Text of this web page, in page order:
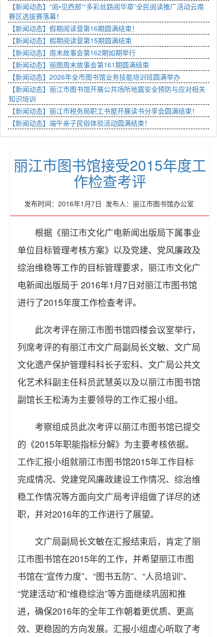
【新闻动态】“阅•见西部”“多彩丝路阅华章”全民阅读推广活动云南
赛区选拔赛落幕！
【新闻动态】假期阅读营第16期圆满结束！
【新闻动态】假期阅读营第15期圆满结束
【新闻动态】周末故事会第162期如期举行
【新闻动态】丽图周末故事会第161期圆满结束
【新闻动态】2026年全市图书馆业务技能培训班圆满举办
【新闻动态】丽江市图书馆开展公共场所地震安全预防与应对相关
知识培训
【新闻动态】丽江市税务局职工书屋开展读书分享会圆满结束！
【新闻动态】端午亲子民俗体验活动圆满结束！
丽江市图书馆接受2015年度工
作检查考评
发布时间：2016年1月7日 发布人：丽江市图书馆办公室
根据《丽江市文化广电新闻出版局下属事业
单位目标管理考核方案》以及党建、党风廉政及
综治维稳等工作的目标管理要求，丽江市文化广
电新闻出版局于 2016年1月7日对丽江市图书馆
进行了2015年度工作检查考评。
此次考评在丽江市图书馆四楼会议室举行，
列席考评的有丽江市文广局副局长文敏、文广局
文化遗产保护管理科科长子宏科、文广局公共文
化艺术科副主任科员武慧英以及以丽江市图书馆
副馆长王松涛为主要领导的工作汇报小组。
考察组成员此次考评以丽江市图书馆已提交
的《2015年职能指标分解》为主要考核依据。
工作汇报小组就丽江市图书馆2015年工作目标
完成情况、党建党风廉政建设工作情况、综治维
稳工作情况等方面向文广局考评组做了详尽的述
职，并对2016年的工作进行了展望。
文广局副局长文敏在汇报结束后，肯定了丽
江市图书馆在2015年的工作，并希望丽江市图
书馆在“宣传力度”、“图书五防”、“人员培训”、
“党建活动”和“维稳综治”等方面继续巩固和推
进，确保2016年的全年工作朝着更优质、更高
效、更稳固的方向发展。汇报小组虚心听取了考